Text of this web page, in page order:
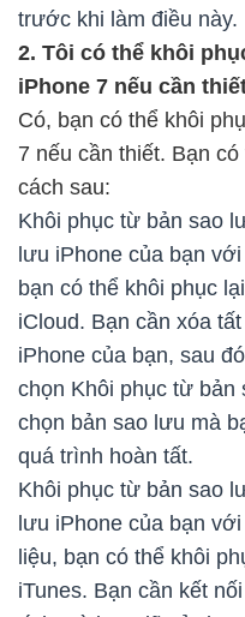
trước khi làm điều này.
2. Tôi có thể khôi
iPhone 7 nếu cần
Có, bạn có thể khôi
7 nếu cần thiết. Bạn
cách sau:
Khôi phục từ bản sao
lưu iPhone của bạn
bạn có thể khôi phục
iCloud. Bạn cần xóa
iPhone của bạn, sau
chọn Khôi phục từ bản
chọn bản sao lưu mà
quá trình hoàn tất.
Khôi phục từ bản sao
lưu iPhone của bạn
liệu, bạn có thể khôi
iTunes. Bạn cần kết